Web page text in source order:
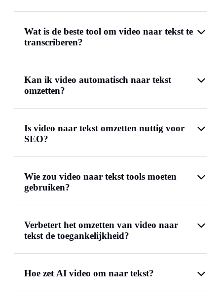
Wat is de beste tool om video naar tekst te
transcriberen?
Kan ik video automatisch naar tekst
omzetten?
Is video naar tekst omzetten nuttig voor
SEO?
Wie zou video naar tekst tools moeten
gebruiken?
Verbetert het omzetten van video naar
tekst de toegankelijkheid?
Hoe zet AI video om naar tekst?